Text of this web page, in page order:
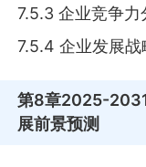
7.5.3 企业竞争力
7.5.4 企业发展战
第8章2025-
展前景预测